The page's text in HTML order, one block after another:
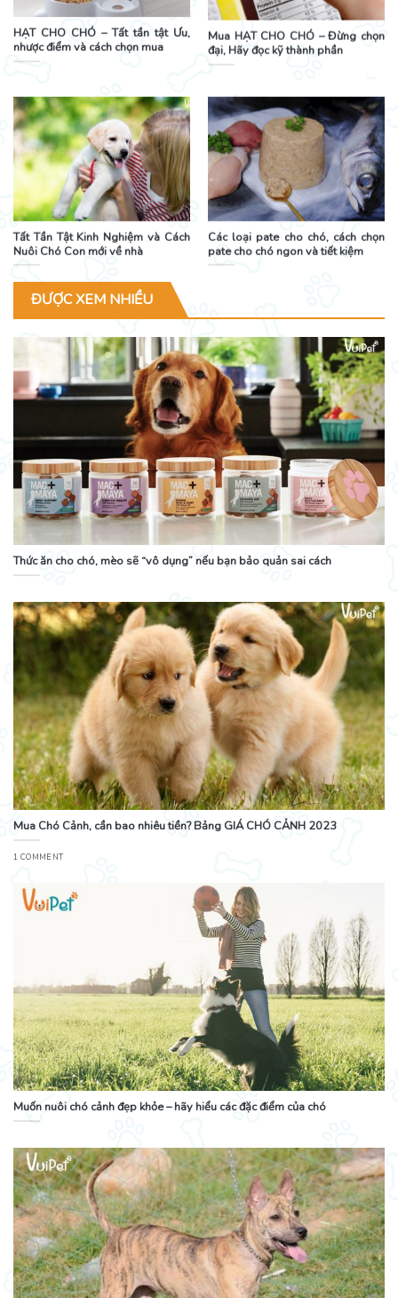
HẠT CHO CHÓ – Tất tần tật Ưu,
nhược điểm và cách chọn mua
Mua HẠT CHO CHÓ – Đừng chọn
đại, Hãy đọc kỹ thành phần
Tất Tần Tật Kinh Nghiệm và Cách
Nuôi Chó Con mới về nhà
Các loại pate cho chó, cách chọn
pate cho chó ngon và tiết kiệm
ĐƯỢC XEM NHIỀU
Thức ăn cho chó, mèo sẽ “vô dụng” nếu bạn bảo quản sai cách
Mua Chó Cảnh, cần bao nhiêu tiền? Bảng GIÁ CHÓ CẢNH 2023
1 COMMENT
Muốn nuôi chó cảnh đẹp khỏe – hãy hiểu các đặc điểm của chó